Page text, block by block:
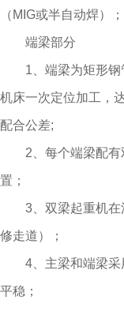
（MIG或半自动焊）；
端梁部分
1、端梁为矩形钢
机床一次定位加工，
配合公差;
2、每个端梁配有
置；
3、双梁起重机在
修走道）；
4、主梁和端梁采
平稳；